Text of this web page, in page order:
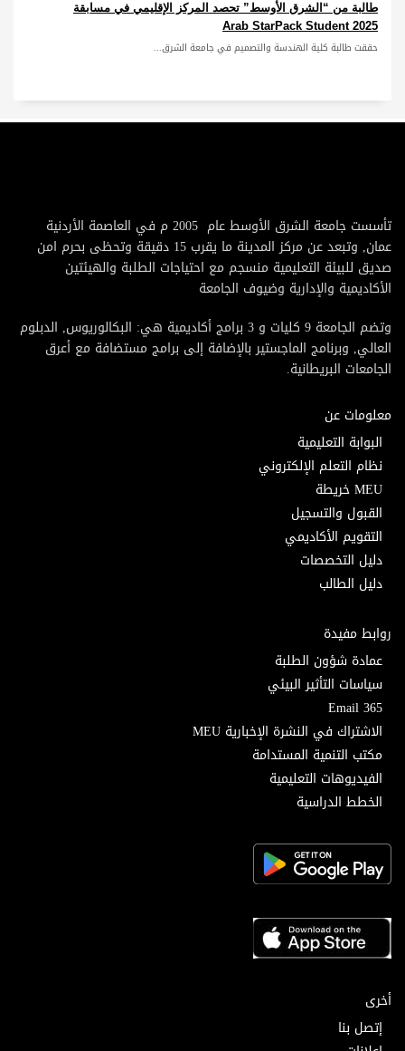
طالبة من “الشرق الأوسط” تحصد المركز الإقليمي في مسابقة
Arab StarPack Student 2025
حققت طالبة كلية الهندسة والتصميم في جامعة الشرق...
تأسست جامعة الشرق الأوسط عام 2005 م في العاصمة الأردنية
عمان, وتبعد عن مركز المدينة ما يقرب 15 دقيقة وتحظى بحرم امن
صديق للبيئة التعليمية منسجم مع احتياجات الطلبة والهيئتين
الأكاديمية والإدارية وضيوف الجامعة
وتضم الجامعة 9 كليات و 3 برامج أكاديمية هي: البكالوريوس, الدبلوم
العالي, وبرنامج الماجستير بالإضافة إلى برامج مستضافة مع أعرق
الجامعات البريطانية.
معلومات عن
البوابة التعليمية
نظام التعلم الإلكتروني
MEU خريطة
القبول والتسجيل
التقويم الأكاديمي
دليل التخصصات
دليل الطالب
روابط مفيدة
عمادة شؤون الطلبة
سياسات التأثير البيئي
Email 365
الاشتراك في النشرة الإخبارية MEU
مكتب التنمية المستدامة
الفيديوهات التعليمية
الخطط الدراسية
أخرى
إتصل بنا